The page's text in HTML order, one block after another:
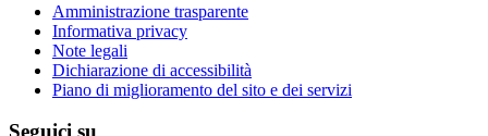
Amministrazione trasparente
Informativa privacy
Note legali
Dichiarazione di accessibilità
Piano di miglioramento del sito e dei servizi